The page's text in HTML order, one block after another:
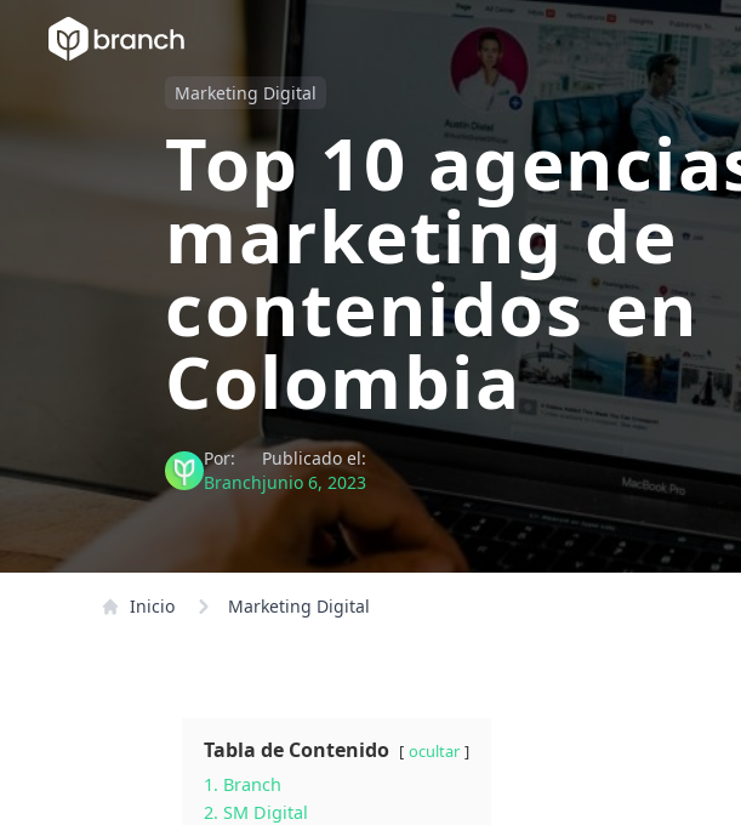
Marketing Digital
Top 10
marketing de
contenidos en
Colombia
Por:
Branch
Publicado el:
junio 6, 2023
Inicio Marketing Digital
Tabla de Contenido ocultar
1. Branch
2. SM Digital